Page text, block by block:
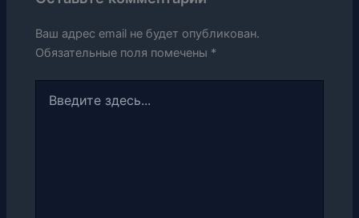
Ваш адрес email не будет опубликован.
Обязательные поля помечены *
здесь...